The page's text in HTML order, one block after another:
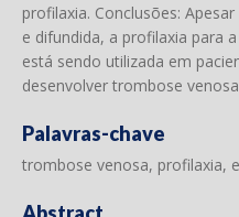
profilaxia. Conclusões:
e difundida, a profilaxia para
está sendo utilizada em
desenvolver trombose
Palavras-chave
trombose venosa, profilaxia,